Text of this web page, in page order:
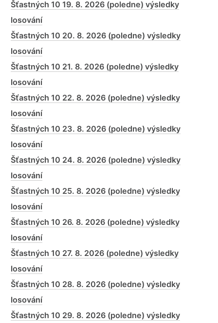
Šťastných 10 19. 8. 2026 (poledne) výsledky
losování
Šťastných 10 20. 8. 2026 (poledne) výsledky
losování
Šťastných 10 21. 8. 2026 (poledne) výsledky
losování
Šťastných 10 22. 8. 2026 (poledne) výsledky
losování
Šťastných 10 23. 8. 2026 (poledne) výsledky
losování
Šťastných 10 24. 8. 2026 (poledne) výsledky
losování
Šťastných 10 25. 8. 2026 (poledne) výsledky
losování
Šťastných 10 26. 8. 2026 (poledne) výsledky
losování
Šťastných 10 27. 8. 2026 (poledne) výsledky
losování
Šťastných 10 28. 8. 2026 (poledne) výsledky
losování
Šťastných 10 29. 8. 2026 (poledne) výsledky